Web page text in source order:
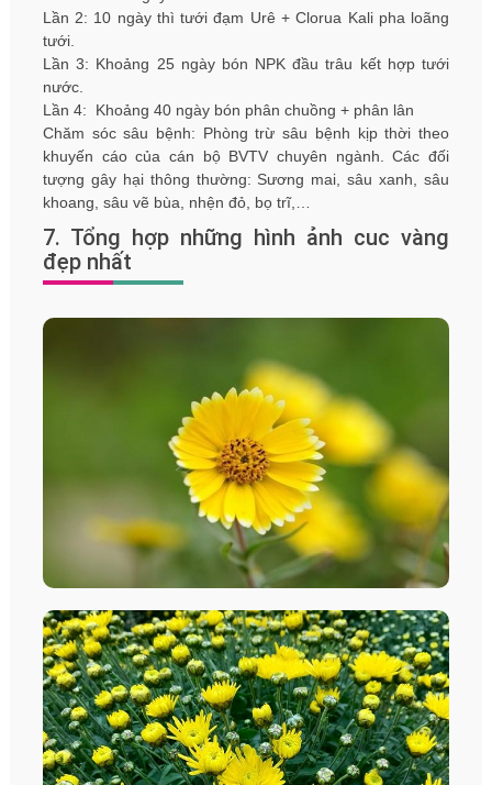
Lần 2: 10 ngày thì tưới đạm Urê + Clorua Kali pha loãng
tưới.
Lần 3: Khoảng 25 ngày bón NPK đầu trâu kết hợp tưới
nước.
Lần 4: Khoảng 40 ngày bón phân chuồng + phân lân
Chăm sóc sâu bệnh: Phòng trừ sâu bệnh kịp thời theo
khuyến cáo của cán bộ BVTV chuyên ngành. Các đối
tượng gây hại thông thường: Sương mai, sâu xanh, sâu
khoang, sâu vẽ bùa, nhện đỏ, bọ trĩ,…
7. Tổng hợp những hình ảnh cuc vàng
đẹp nhất